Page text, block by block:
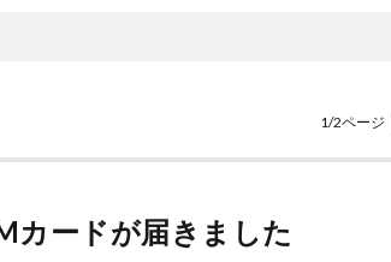
1/2ページ
カードが届きました